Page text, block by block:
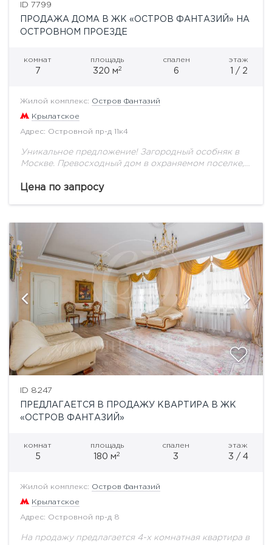
ID 7799
ПРОДАЖА ДОМА В ЖК «ОСТРОВ ФАНТАЗИЙ» НА
ОСТРОВНОМ ПРОЕЗДЕ
комнат
7
площадь
320 м2
спален
6
этаж
1 / 2
Жилой комплекс: Остров Фантазий
Крылатское
Адрес: Островной пр-д 11к4
Уникальное предложение! Загородный особняк в
Москве. Превосходный дом в охраняемом поселке,
система. Описание дома: Общая площадь 320 кв.м.
Цена по запросу
ID 8247
ПРЕДЛАГАЕТСЯ В ПРОДАЖУ КВАРТИРА В ЖК
«ОСТРОВ ФАНТАЗИЙ»
комнат
5
площадь
180 м2
спален
3
этаж
3 / 4
Жилой комплекс: Остров Фантазий
Крылатское
Адрес: Островной пр-д 8
На продажу предлагается 4-х комнатная квартира в